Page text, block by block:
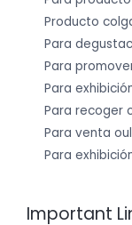
Producto
Para
Para
Para
Para recoger
Para venta
Para
Important